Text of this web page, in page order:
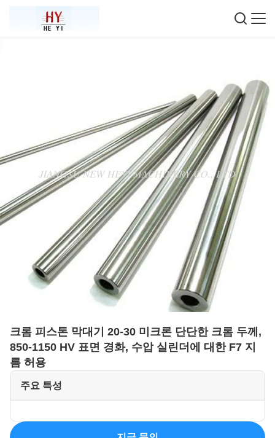
크롬 피스톤 막대기 20-30 미크론 단단한 크롬 두께,
850-1150 HV 표면 경화, 수압 실린더에 대한 F7 지
름 허용
주요 특성